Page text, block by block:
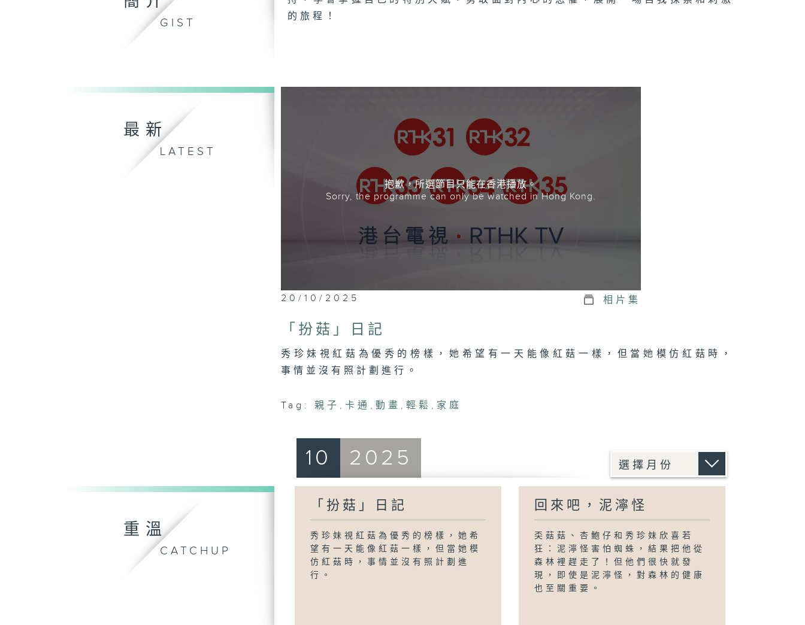
GIST
的旅程！
最新
LATEST
抱歉，所選節目只能在香港播放。
Sorry, the programme can only be watched in Hong Kong.
20/10/2025 相片集
「扮菇」日記
秀珍妹視紅菇為優秀的榜樣，她希望有一天能像紅菇一樣，但當她模仿紅菇時，
事情並沒有照計劃進行。
Tag: 親子 , 卡通 , 動畫 , 輕鬆 , 家庭
重溫
CATCHUP
10 2025
「扮菇」日記
秀珍妹視紅菇為優秀的榜樣，她希
望有一天能像紅菇一樣，但當她模
仿紅菇時，事情並沒有照計劃進
行。
回來吧，泥濘怪
奀菇菇、杏鮑仔和秀珍妹欣喜若
狂：泥濘怪害怕蜘蛛，結果把他從
森林裡趕走了！但他們很快就發
現，即使是泥濘怪，對森林的健康
也至關重要。